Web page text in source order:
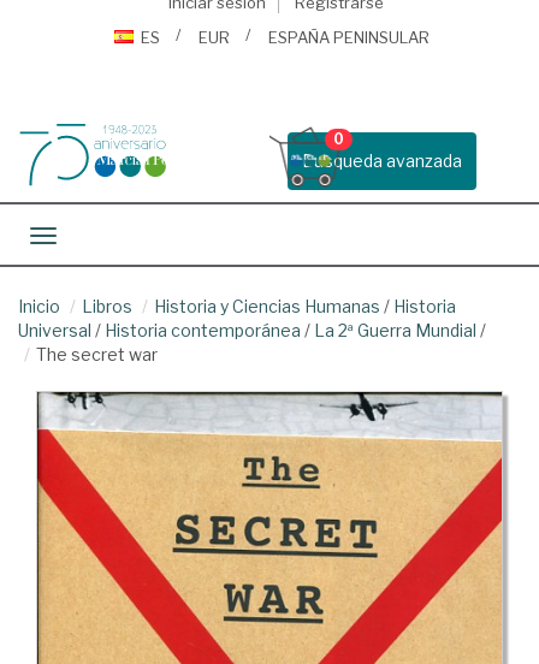
ES
EUR ESPAÑA PENINSULAR
Busqueda avanzada
0
Toggle navigation
Inicio Libros Historia y Ciencias Humanas / Historia
Universal / Historia contemporánea / La 2ª Guerra Mundial /
The secret war